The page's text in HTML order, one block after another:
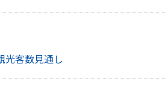
光客数見通し